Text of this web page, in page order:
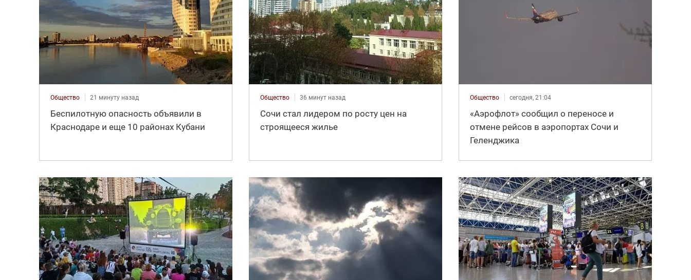
Общество 21 минуту назад
Беспилотную опасность объявили в
Краснодаре и еще 10 районах Кубани
Общество 36 минут назад
Сочи стал лидером по росту цен на
строящееся жилье
Общество сегодня, 21:04
«Аэрофлот» сообщил о переносе и
отмене рейсов в аэропортах Сочи и
Геленджика